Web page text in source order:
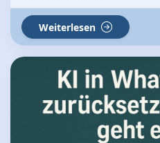
Weiterlesen